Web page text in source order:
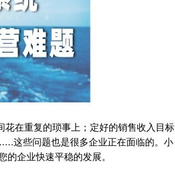
在重复的琐事上；定好的销售收入目标
这些问题也是很多企业正在面临的。小
的企业快速平稳的发展。